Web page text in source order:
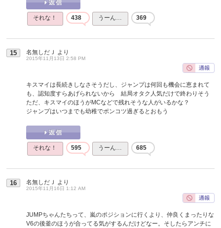
それな！ 438 うーん… 369
15 名無しだＪ より
2015年11月13日 2:58 PM
キスマイは長続きしなさそうだし、ジャンプは何回も機会に恵まれて
も、認知度すらあげられないから 結局オタク人気だけで終わりそう
ただ、キスマイのほうがMCなどで残れそうな人がいるかな？
ジャンプはいつまでも幼稚でポンコツ過ぎるとおもう
それな！ 595 うーん… 685
16 名無しだＪ より
2015年11月16日 1:12 AM
JUMPちゃんたちって、嵐のポジションに行くより、仲良くまったりな
V6の後釜のほうが合ってる気がするんだけどなー。そしたらアンチに